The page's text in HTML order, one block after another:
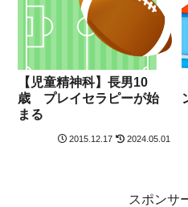
【児童精神科】長男10
歳 プレイセラピーが始
まる
2015.12.17 2024.05.01
スポンサ